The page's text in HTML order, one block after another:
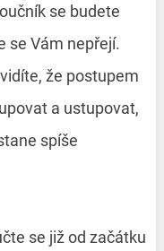
se budete
se Vám nepřejí.
že postupem
a ustupovat,
spíše
se již od začátku